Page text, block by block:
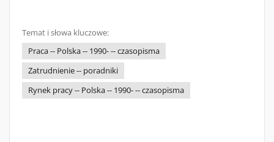
Temat i słowa kluczowe:
Praca -- Polska -- 1990- -- czasopisma
Zatrudnienie -- poradniki
Rynek pracy -- Polska -- 1990- -- czasopisma